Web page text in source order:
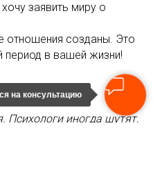
на консультацию
заявить миру о
отношения созданы. Это
в вашей жизни!
иногда шутят,